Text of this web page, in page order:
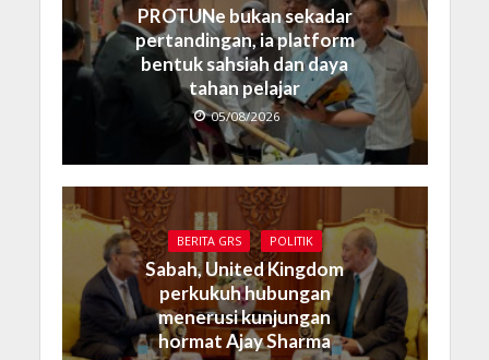
PROTUNe bukan sekadar
pertandingan, ia platform
bentuk sahsiah dan daya
tahan pelajar
05/08/2026
BERITA GRS POLITIK
Sabah, United Kingdom
perkukuh hubungan
menerusi kunjungan
hormat Ajay Sharma